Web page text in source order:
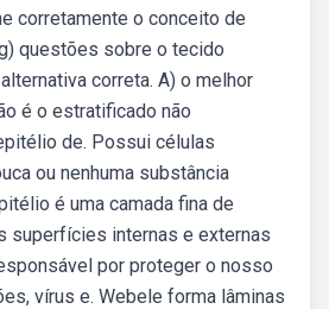
corretamente o conceito de
questões sobre o tecido
correta. A) o melhor
é o estratificado não
de. Possui células
ou nenhuma substância
é uma camada fina de
superfícies internas e externas
por proteger o nosso
vírus e. Webele forma lâminas